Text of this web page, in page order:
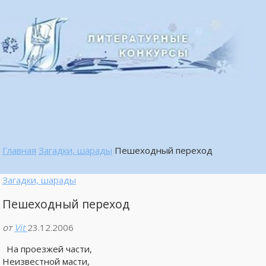
Главная Загадки, шарады Пешеходный переход
Загадки, шарады
Пешеходный переход
от Vit 23.12.2006
На проезжей части,
Неизвестной масти,